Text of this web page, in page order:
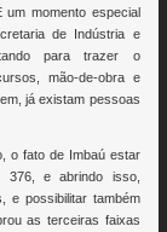
momento especial
de Indústria e
para trazer o
mão-de-obra e
já existam pessoas
o fato de Imbaú estar
376, e abrindo isso,
e possibilitar também
as terceiras faixas